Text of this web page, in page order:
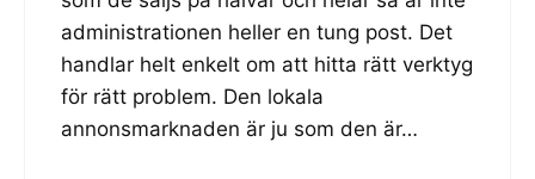
administrationen heller en tung post. Det
handlar helt enkelt om att hitta rätt verktyg
för rätt problem. Den lokala
annonsmarknaden är ju som den är…